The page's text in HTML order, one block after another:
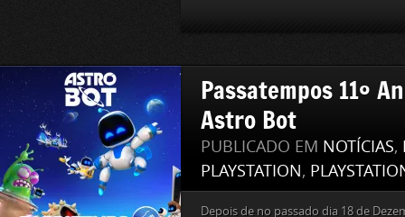
Passatempos 11º
Astro Bot
PUBLICADO EM NOTÍCIAS,
PLAYSTATION,
Depois de no passado dia 18 de